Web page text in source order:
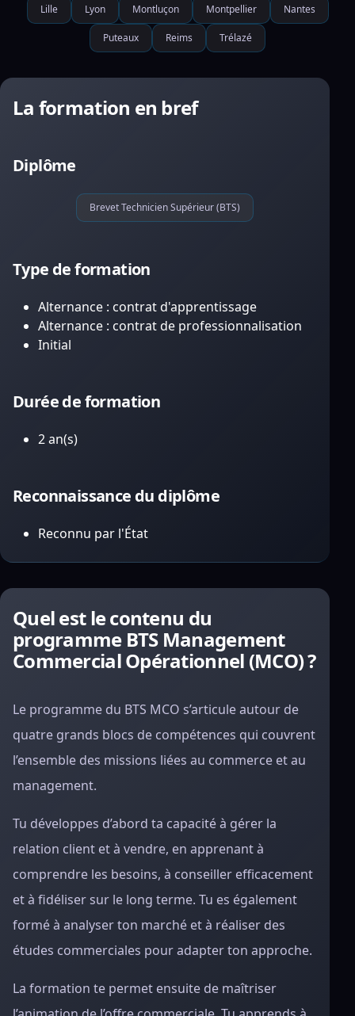
Lille Lyon Montluçon Montpellier Nantes
Puteaux Reims Trélazé
La formation en bref
Diplôme
Brevet Technicien Supérieur (BTS)
Type de formation
Alternance : contrat d'apprentissage
Alternance : contrat de professionnalisation
Initial
Durée de formation
2 an(s)
Reconnaissance du diplôme
Reconnu par l'État
Quel est le contenu du
programme BTS Management
Commercial Opérationnel (MCO) ?
Le programme du BTS MCO s’articule autour de
quatre grands blocs de compétences qui couvrent
l’ensemble des missions liées au commerce et au
management.
Tu développes d’abord ta capacité à gérer la
relation client et à vendre, en apprenant à
comprendre les besoins, à conseiller efficacement
et à fidéliser sur le long terme. Tu es également
formé à analyser ton marché et à réaliser des
études commerciales pour adapter ton approche.
La formation te permet ensuite de maîtriser